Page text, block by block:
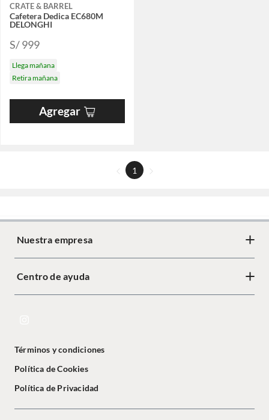
CRATE & BARREL
Cafetera Dedica EC680M
DELONGHI
S/ 999
Llega mañana
Retira mañana
Agregar
1
Nuestra empresa
Centro de ayuda
Términos y condiciones
Política de Cookies
Política de Privacidad